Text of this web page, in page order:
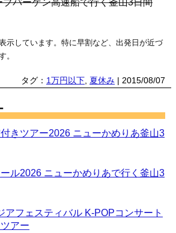
バーゲン高速船で行く釜山3日間
示しています。特に早割など、出発日が近づ
。
タグ： 1万円以下 夏休み | 2015/08/07
きツアー2026 ニューかめりあ釜山3
ル2026 ニューかめりあで行く釜山3
アフェスティバル K-POPコンサート
アー